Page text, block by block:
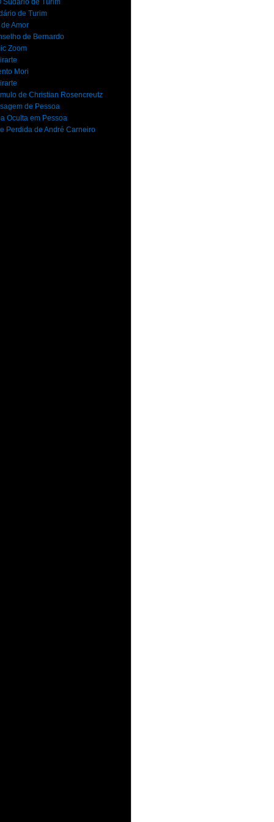
de Turim
Amor
de Bernardo
Zoom
Mori
de Christian Rosencreutz
de Pessoa
Oculta em Pessoa
Perdida de André Carneiro